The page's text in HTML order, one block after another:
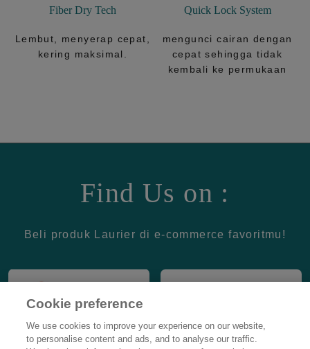
Fiber Dry Tech
Lembut, menyerap cepat,
kering maksimal.
Quick Lock System
mengunci cairan dengan
cepat sehingga tidak
kembali ke permukaan
Find Us on :
Beli produk Laurier di e-commerce favoritmu!
Cookie preference
We use cookies to improve your experience on our website,
to personalise content and ads, and to analyse our traffic.